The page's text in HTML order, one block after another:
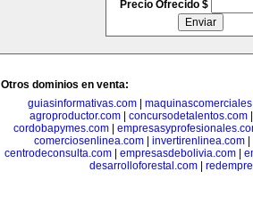
Precio Ofrecido $
Otros dominios en venta:
guiasinformativas.com
agroproductor.com
concursodetalentos.com
cordobapymes.com|
comerciosenlinea.com
invertirenlinea.com
centrodeconsulta.com
empresasdebolivia.com
desarrolloforestal.com